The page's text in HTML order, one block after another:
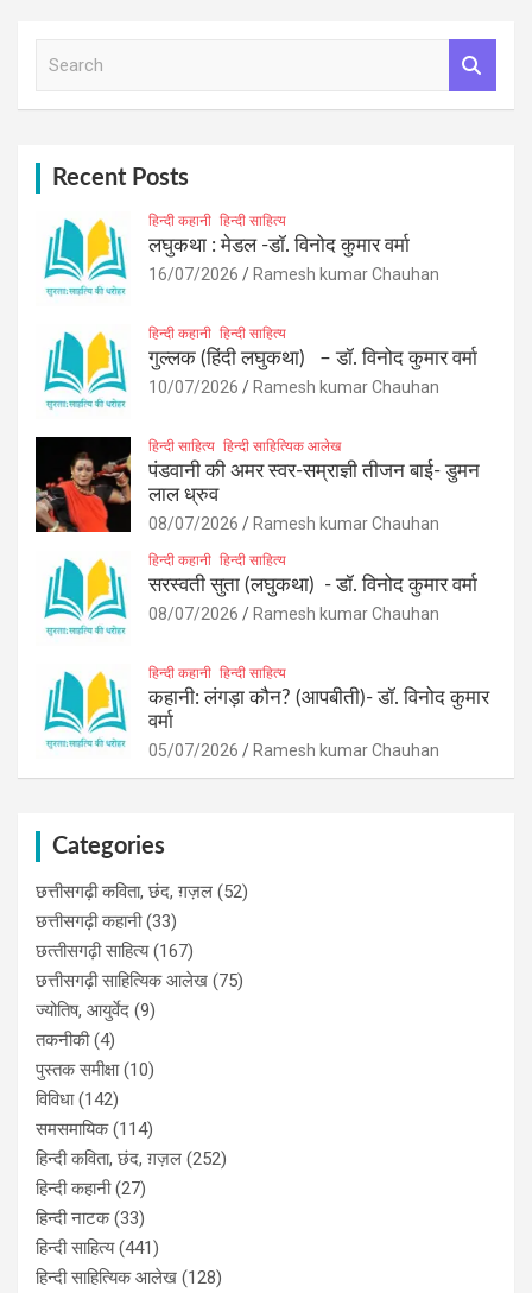
Recent Posts
हिन्दी कहानी हिन्दी साहित्य
लघुकथा : मेडल -डॉ. विनोद कुमार वर्मा
16/07/2026 Ramesh kumar Chauhan
हिन्दी कहानी हिन्दी साहित्य
गुल्लक (हिंदी लघुकथा) – डॉ. विनोद कुमार वर्मा
10/07/2026 Ramesh kumar Chauhan
हिन्दी साहित्य हिन्दी साहित्यिक आलेख
पंडवानी की अमर स्वर-सम्राज्ञी तीजन बाई- डुमन
लाल ध्रुव
08/07/2026 Ramesh kumar Chauhan
हिन्दी कहानी हिन्दी साहित्य
सरस्वती सुता (लघुकथा) ​- डॉ. विनोद कुमार वर्मा
08/07/2026 Ramesh kumar Chauhan
हिन्दी कहानी हिन्दी साहित्य
कहानी: लंगड़ा कौन? (आपबीती)​- डॉ. विनोद कुमार
वर्मा
05/07/2026 Ramesh kumar Chauhan
Categories
छत्तीसगढ़ी कविता, छंद, ग़ज़ल (52)
छत्तीसगढ़ी कहानी(33)
छत्‍तीसगढ़ी साहित्‍य(167)
छत्तीसगढ़ी साहित्यिक आलेख (75)
ज्योतिष, आयुर्वेद (9)
तकनीकी(4)
पुस्‍तक समीक्षा(10)
विविधा(142)
समसमायिक(114)
हिन्दी कविता, छंद, ग़ज़ल (252)
हिन्दी कहानी(27)
हिन्‍दी नाटक(33)
हिन्दी साहित्य(441)
हिन्दी साहित्यिक आलेख (128)